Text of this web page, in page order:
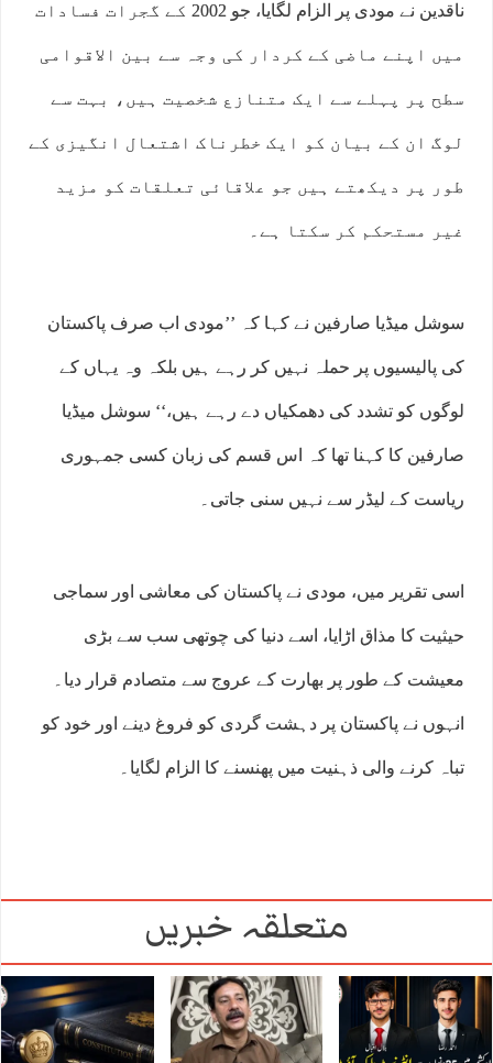
ناقدین نے مودی پر الزام لگایا، جو 2002 کے گجرات فسادات
میں اپنے ماضی کے کردار کی وجہ سے بین الاقوامی
سطح پر پہلے سے ایک متنازع شخصیت ہیں، بہت سے
لوگ ان کے بیان کو ایک خطرناک اشتعال انگیزی کے
طور پر دیکھتے ہیں جو علاقائی تعلقات کو مزید
غیر مستحکم کر سکتا ہے۔
سوشل میڈیا صارفین نے کہا کہ ’’مودی اب صرف پاکستان
کی پالیسیوں پر حملہ نہیں کر رہے ہیں بلکہ وہ یہاں کے
لوگوں کو تشدد کی دھمکیاں دے رہے ہیں،‘‘ سوشل میڈیا
صارفین کا کہنا تھا کہ اس قسم کی زبان کسی جمہوری
ریاست کے لیڈر سے نہیں سنی جاتی۔
اسی تقریر میں، مودی نے پاکستان کی معاشی اور سماجی
حیثیت کا مذاق اڑایا، اسے دنیا کی چوتھی سب سے بڑی
معیشت کے طور پر بھارت کے عروج سے متصادم قرار دیا۔
انہوں نے پاکستان پر دہشت گردی کو فروغ دینے اور خود کو
تباہ کرنے والی ذہنیت میں پھنسنے کا الزام لگایا۔
متعلقہ خبریں